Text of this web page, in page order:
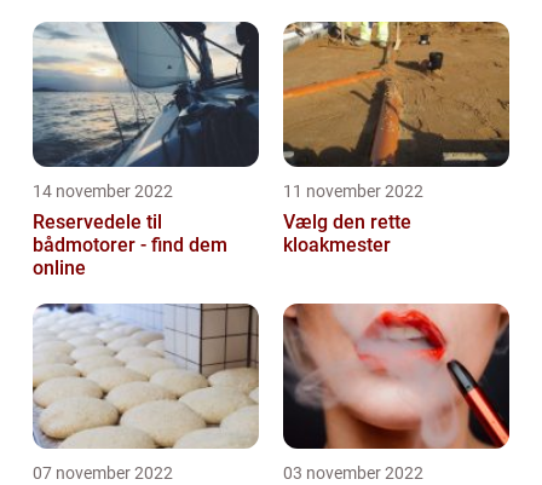
14 november 2022
Reservedele til
bådmotorer - find dem
online
11 november 2022
Vælg den rette
kloakmester
07 november 2022 03 november 2022